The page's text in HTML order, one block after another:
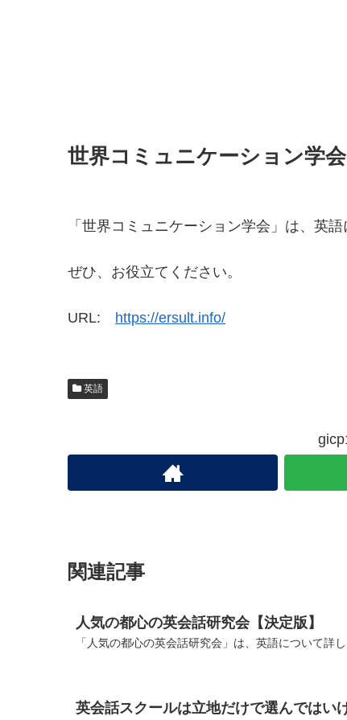
世界コミュニケーション学会
「世界コミュニケーション学会」は、英
ぜひ、お役立てください。
URL: https://ersult.info/
英語
関連記事
人気の都心の英会話研究会【決定版】
「人気の都心の英会話研究会」は、英語について
英会話スクールは立地だけで選んではい